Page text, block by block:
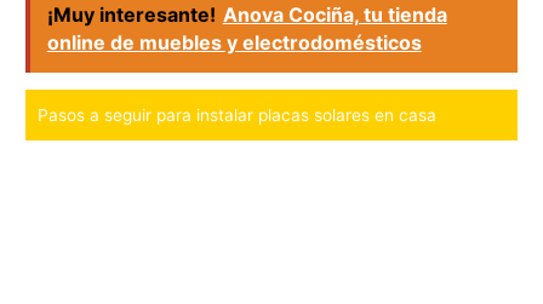
¡Muy interesante! Anova Cociña, tu tienda
online de muebles y electrodomésticos
Pasos a seguir para instalar placas solares en casa